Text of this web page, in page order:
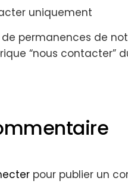
uniquement
permanences de
“nous contacter”
pour publier un